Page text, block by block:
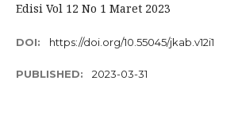
Edisi Vol 12 No 1 Maret 2023
DOI: https://doi.org/10.55045/jkab.v12i1
PUBLISHED: 2023-03-31